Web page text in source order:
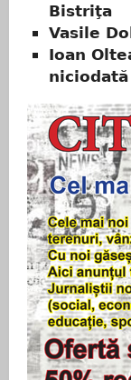
Bistriţa
Vasile
Ioan